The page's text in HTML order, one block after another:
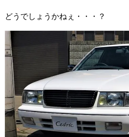
どうでしょうかねぇ・・・？